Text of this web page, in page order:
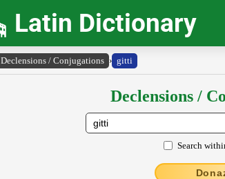
Latin Dictionary
Declensions / Conjugations › gitti
Declensions /
Search